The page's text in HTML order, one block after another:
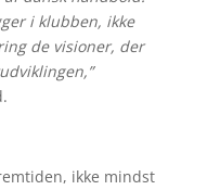
i klubben, ikke
de visioner, der
ikke mindst